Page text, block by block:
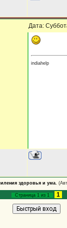
Дата:
indiahelp
здоровья и ума.
Страница 1из 1
1